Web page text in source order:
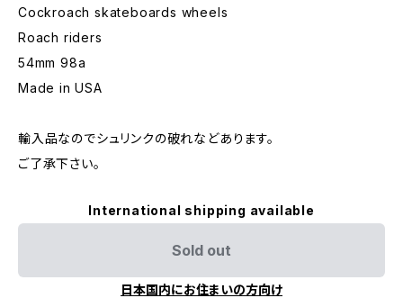
Cockroach skateboards wheels
Roach riders
54mm 98a
Made in USA
輸入品なのでシュリンクの破れなどあります。
ご了承下さい。
International shipping available
Sold out
日本国内にお住まいの方向け